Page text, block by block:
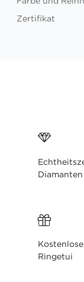
Zertifikat
Ringetui